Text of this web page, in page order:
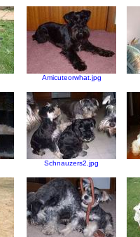
Amicuteorwhat.jpg
Schnauzers2.jpg